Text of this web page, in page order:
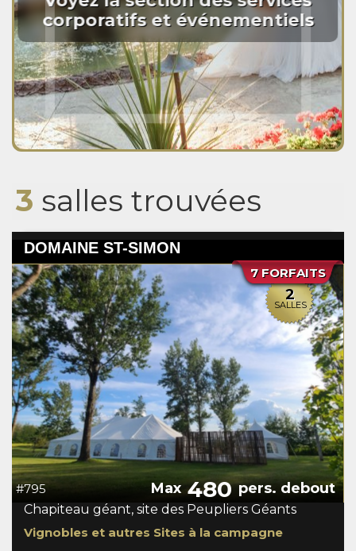
corporatifs et événementiels
3 salles trouvées
DOMAINE ST-SIMON
2
SALLES
7 FORFAITS
#795 Max480pers. debout
Chapiteau géant, site des Peupliers Géants
Vignobles et autres Sites à la campagne